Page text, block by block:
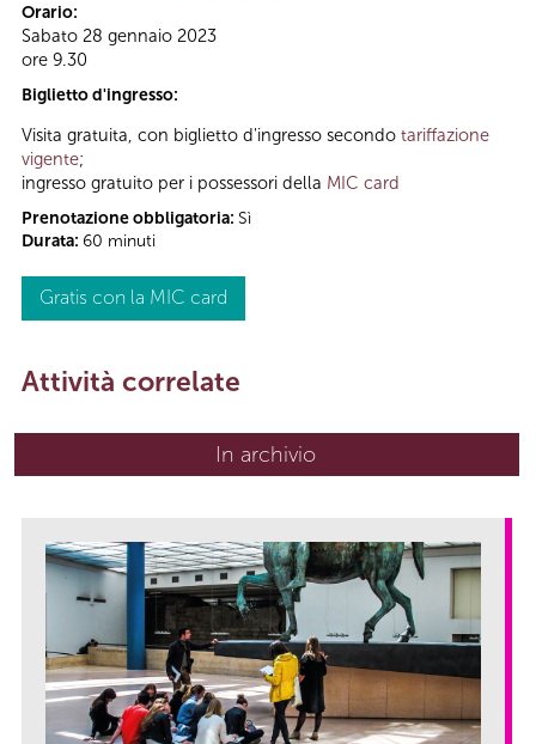
Orario:
Sabato 28 gennaio 2023
ore 9.30
Biglietto d'ingresso:
Visita gratuita, con biglietto d'ingresso secondo tariffazione
vigente;
ingresso gratuito per i possessori della MIC card
Prenotazione obbligatoria: Sì
Durata: 60 minuti
Gratis con la MIC card
Attività correlate
In archivio